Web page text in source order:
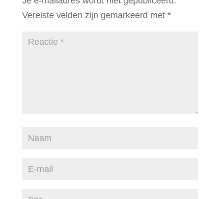
Vereiste velden zijn gemarkeerd met *